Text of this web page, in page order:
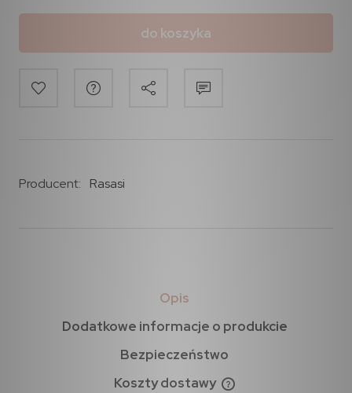
do koszyka
Producent: Rasasi
Opis
Dodatkowe informacje o produkcie
Bezpieczeństwo
Koszty dostawy